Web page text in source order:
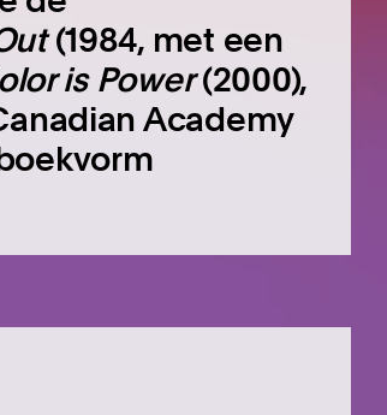
(1984, met een
is Power(2000),
Academy